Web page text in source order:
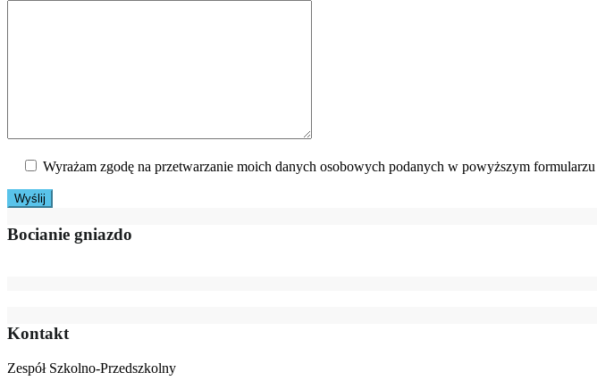
Wyrażam zgodę na przetwarzanie moich danych osobowych podanych w powyższym
Bocianie gniazdo
Kontakt
Zespół Szkolno-Przedszkolny